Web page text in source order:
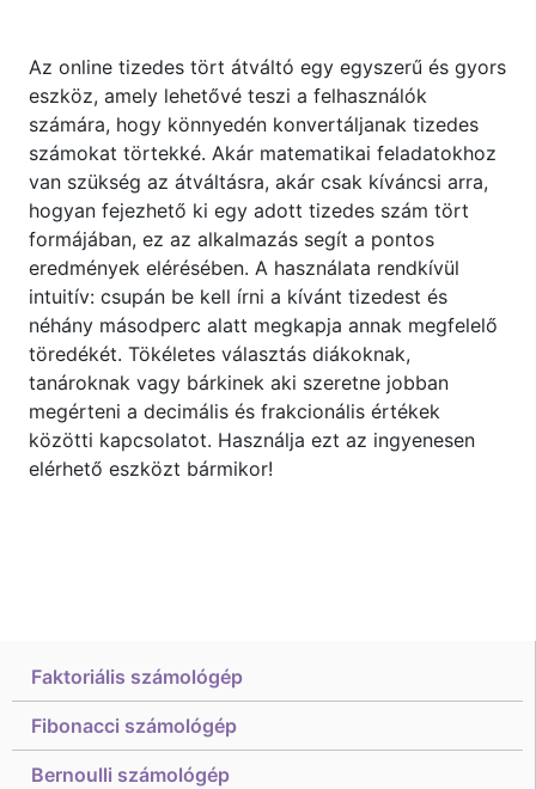
Faktoriális számológép
Fibonacci számológép
Bernoulli számológép
Az online tizedes tört átváltó egy egyszerű és gyors
eszköz, amely lehetővé teszi a felhasználók
számára, hogy könnyedén konvertáljanak tizedes
számokat törtekké. Akár matematikai feladatokhoz
van szükség az átváltásra, akár csak kíváncsi arra,
hogyan fejezhető ki egy adott tizedes szám tört
formájában, ez az alkalmazás segít a pontos
eredmények elérésében. A használata rendkívül
intuitív: csupán be kell írni a kívánt tizedest és
néhány másodperc alatt megkapja annak megfelelő
töredékét. Tökéletes választás diákoknak,
tanároknak vagy bárkinek aki szeretne jobban
megérteni a decimális és frakcionális értékek
közötti kapcsolatot. Használja ezt az ingyenesen
elérhető eszközt bármikor!